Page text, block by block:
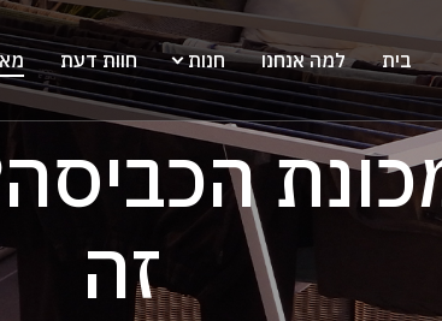
בית למה אנחנו חנות חוות דעת
זה